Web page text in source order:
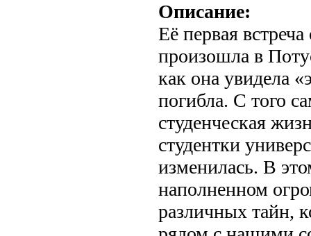
Описание:
Её первая
произошла в
как она увидела
погибла. С того
студенческая
студентки
изменилась. В
наполненном
различных тайн,